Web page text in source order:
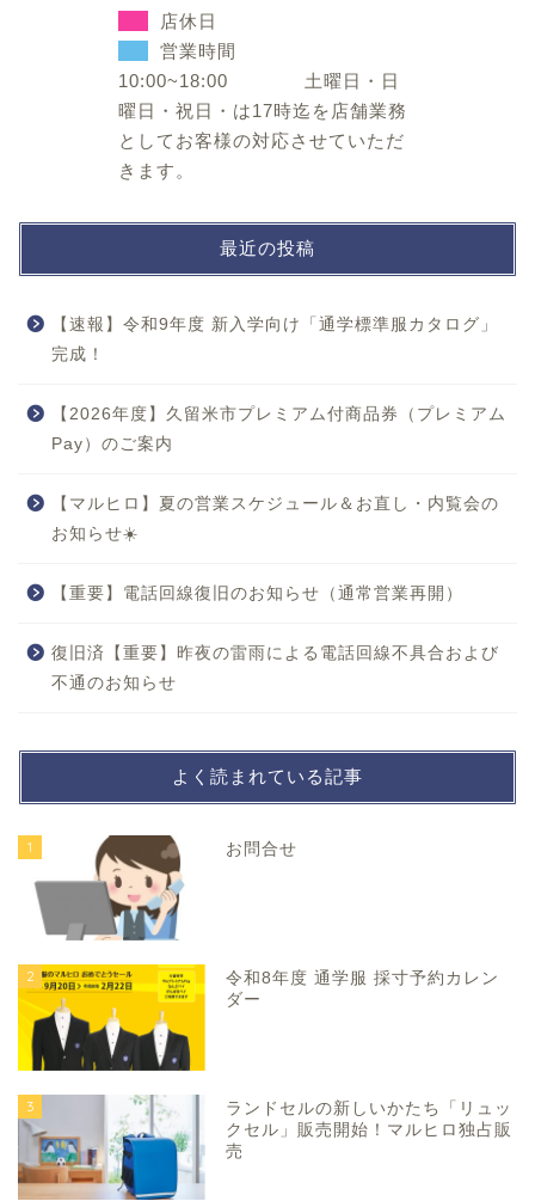
店休日
営業時間
10:00~18:00 土曜日・日
曜日・祝日・は17時迄を店舗業務
としてお客様の対応させていただ
きます。
最近の投稿
【速報】令和9年度 新入学向け「通学標準服カタログ」
完成！
【2026年度】久留米市プレミアム付商品券（プレミアム
Pay）のご案内
【マルヒロ】夏の営業スケジュール＆お直し・内覧会の
お知らせ☀️
【重要】電話回線復旧のお知らせ（通常営業再開）
復旧済【重要】昨夜の雷雨による電話回線不具合および
不通のお知らせ
よく読まれている記事
1 お問合せ
2
令和8年度 通学服 採寸予約カレン
ダー
3
ランドセルの新しいかたち「リュッ
クセル」販売開始！マルヒロ独占販
売